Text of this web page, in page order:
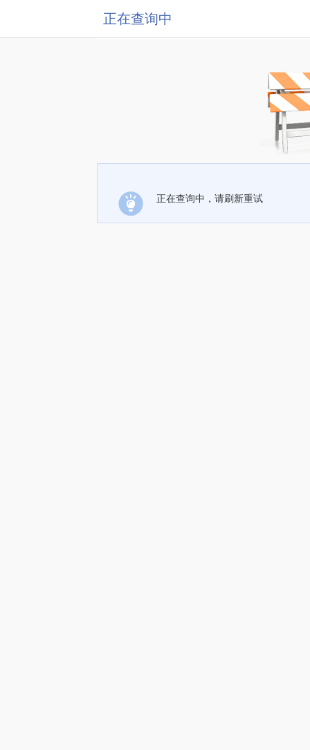
正在查询中
正在查询中，请刷新重试